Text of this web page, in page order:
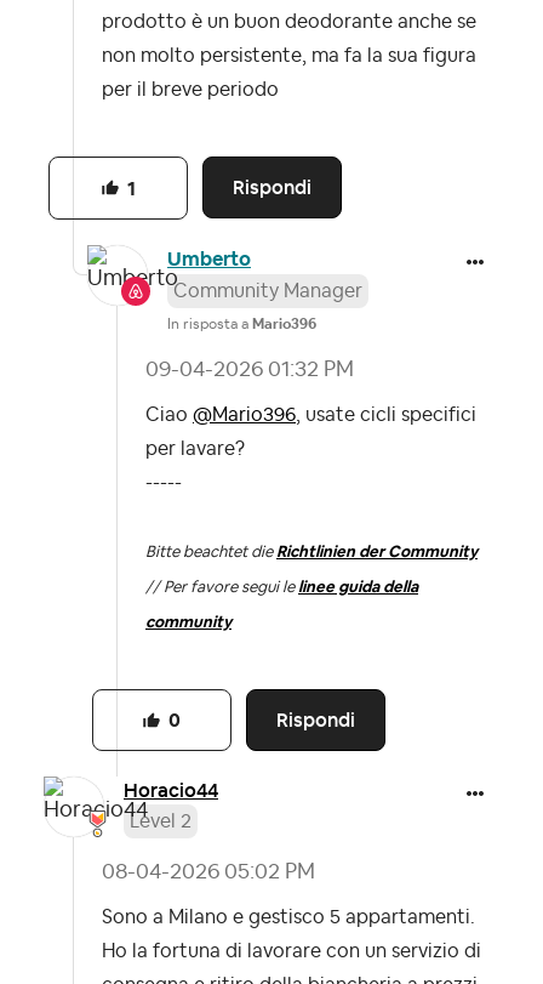
prodotto è un buon deodorante anche se
non molto persistente, ma fa la sua figura
per il breve periodo
Rispondi
1
Umberto
Community Manager
In risposta a Mario396
‎09-04-2026 01:32 PM
Ciao @Mario396 , usate cicli specifici
per lavare?
-----
Bitte beachtet die Richtlinien der Community
// Per favore segui le linee guida della
community
Rispondi
0
Horacio44
Level 2
‎08-04-2026 05:02 PM
Sono a Milano e gestisco 5 appartamenti.
Ho la fortuna di lavorare con un servizio di